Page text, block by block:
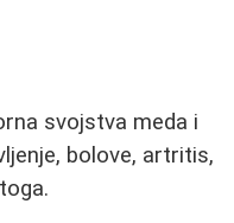
svojstva meda i
bolove, artritis,